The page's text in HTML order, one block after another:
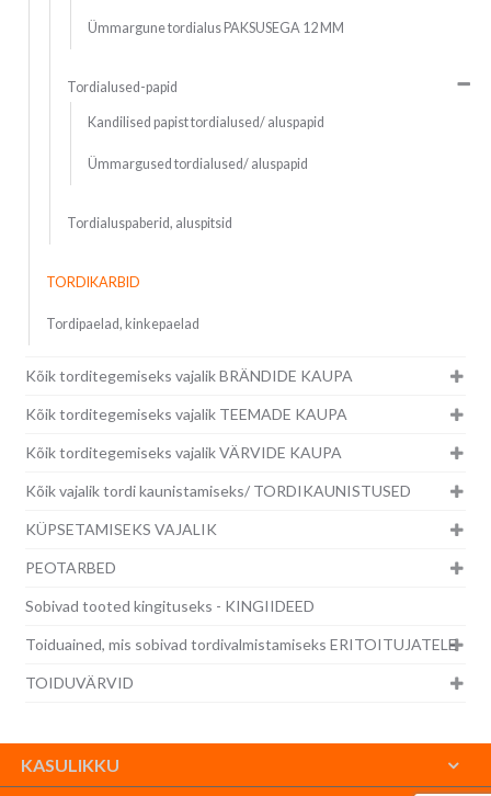
Ümmargune tordialus PAKSUSEGA 12 MM
Tordialused-papid
Kandilised papist tordialused/ aluspapid
Ümmargused tordialused/ aluspapid
Tordialuspaberid, aluspitsid
TORDIKARBID
Tordipaelad, kinkepaelad
Kõik torditegemiseks vajalik BRÄNDIDE KAUPA
Kõik torditegemiseks vajalik TEEMADE KAUPA
Kõik torditegemiseks vajalik VÄRVIDE KAUPA
Kõik vajalik tordi kaunistamiseks/ TORDIKAUNISTUSED
KÜPSETAMISEKS VAJALIK
PEOTARBED
Sobivad tooted kingituseks - KINGIIDEED
Toiduained, mis sobivad tordivalmistamiseks ERITOITUJATELE
TOIDUVÄRVID
KASULIKKU